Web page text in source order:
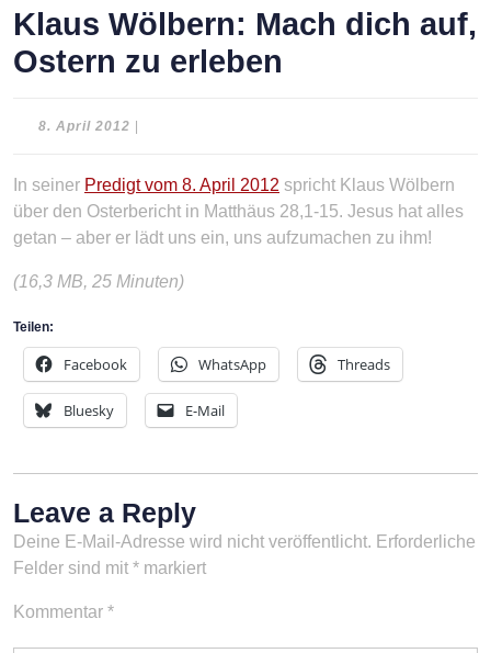
Klaus Wölbern: Mach dich auf,
Ostern zu erleben
8. April 2012 8.
In seiner Predigt vom 8. April 2012 spricht Klaus Wölbern
über den Osterbericht in Matthäus 28,1-15. Jesus hat alles
getan – aber er lädt uns ein, uns aufzumachen zu ihm!
(16,3 MB, 25 Minuten)
Teilen:
Facebook WhatsApp Threads
Bluesky E-Mail
Leave a Reply
Deine E-Mail-Adresse wird nicht veröffentlicht. Erforderliche
Felder sind mit * markiert
Kommentar *